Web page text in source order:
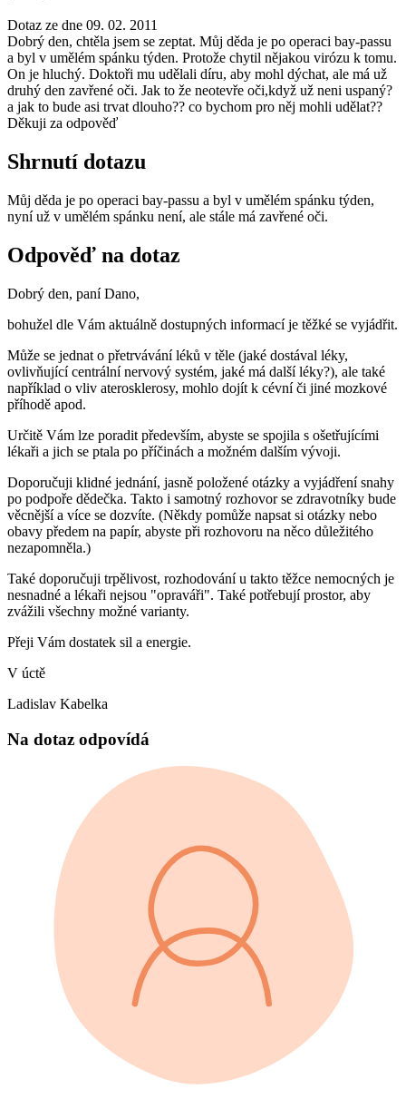
Dotaz ze dne 09. 02. 2011
Dobrý den, chtěla jsem se zeptat. Můj děda je po operaci bay-passu
a byl v umělém spánku týden. Protože chytil nějakou virózu k tomu.
On je hluchý. Doktoři mu udělali díru, aby mohl dýchat, ale má už
druhý den zavřené oči. Jak to že neotevře oči,když už neni uspaný?
a jak to bude asi trvat dlouho?? co bychom pro něj mohli udělat??
Děkuji za odpověď
Shrnutí dotazu
Můj děda je po operaci bay-passu a byl v umělém spánku týden,
nyní už v umělém spánku není, ale stále má zavřené oči.
Odpověď na dotaz
Dobrý den, paní Dano,
bohužel dle Vám aktuálně dostupných informací je těžké se vyjádřit.
Může se jednat o přetrvávání léků v těle (jaké dostával léky,
ovlivňující centrální nervový systém, jaké má další léky?), ale také
například o vliv aterosklerosy, mohlo dojít k cévní či jiné mozkové
příhodě apod.
Určitě Vám lze poradit především, abyste se spojila s ošetřujícími
lékaři a jich se ptala po příčinách a možném dalším vývoji.
Doporučuji klidné jednání, jasně položené otázky a vyjádření snahy
po podpoře dědečka. Takto i samotný rozhovor se zdravotníky bude
věcnější a více se dozvíte. (Někdy pomůže napsat si otázky nebo
obavy předem na papír, abyste při rozhovoru na něco důležitého
nezapomněla.)
Také doporučuji trpělivost, rozhodování u takto těžce nemocných je
nesnadné a lékaři nejsou "opraváři". Také potřebují prostor, aby
zvážili všechny možné varianty.
Přeji Vám dostatek sil a energie.
V úctě
Ladislav Kabelka
Na dotaz odpovídá